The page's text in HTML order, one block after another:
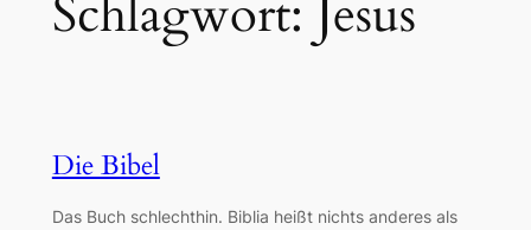
Schlagwort: Jesus
Die Bibel
Das Buch schlechthin. Biblia heißt nichts anderes als